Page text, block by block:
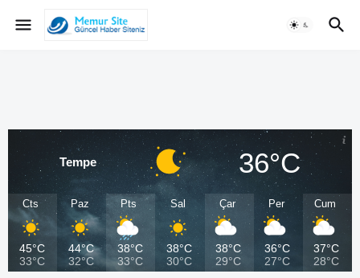
Tempe 36°C
Cts
45°C
33°C
Paz
44°C
32°C
Pts
38°C
33°C
Sal
38°C
30°C
Çar
38°C
29°C
Per
36°C
27°C
Cum
37°C
28°C